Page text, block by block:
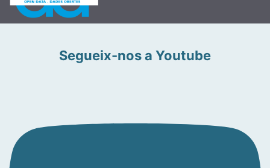
Segueix-nos a Youtube